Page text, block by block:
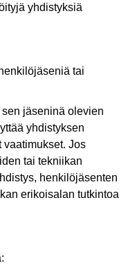
yhdistyksiä
tai
jäseninä olevien
yhdistyksen
Jos
tai tekniikan
henkilöjäsenten
erikoisalan tutkintoa